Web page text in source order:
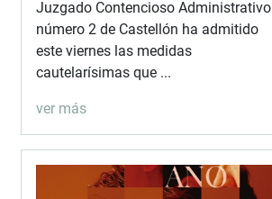
Juzgado Contencioso Administrativo
número 2 de Castellón ha admitido
este viernes las medidas
cautelarísimas que ...
ver más